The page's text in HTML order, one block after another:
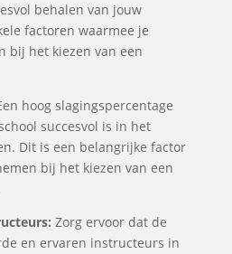
behalen van jouw
factoren waarmee je
bij het kiezen van een
hoog slagingspercentage
succesvol is in het
Dit is een belangrijke factor
bij het kiezen van een
Zorg ervoor dat de
en ervaren instructeurs in